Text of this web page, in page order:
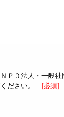
ＰＯ法人・一般
ださい。
[必須]